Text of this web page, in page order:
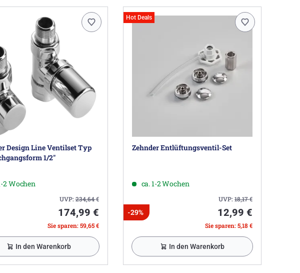
Design Line Ventilset Typ
1/2"
2 Wochen
UVP:234,64€
174,99 €
Sie sparen: 59,65 €
In den Warenkorb
Hot Deals
Zehnder Entlüftungsventil-Set
ca. 1-2 Wochen
UVP:18,17€
-29% 12,99 €
Sie sparen: 5,18 €
In den Warenkorb